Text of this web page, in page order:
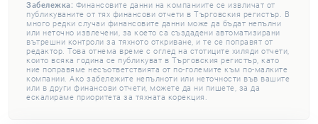
Забележка: Финансовите данни на компаниите се извличат от
публикуваните от тях финансови отчети в Търговския регистър. В
много редки случаи финансовите данни може да бъдат непълни
или неточно извлечени, за което са създадени автоматизирани
вътрешни контроли за тяхното откриване, и те се поправят от
редактор. Това отнема време с оглед на стотиците хиляди отчети,
които всяка година се публикуват в Търговския регистър, като
ние поправяме несъответствията от по-големите към по-малките
компании. Ако забележите непълноти или неточности във вашите
или в други финансови отчети, можете да ни пишете, за да
ескалираме приоритета за тяхната корекция.